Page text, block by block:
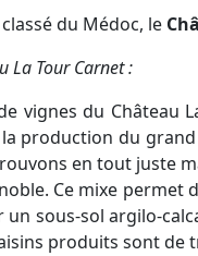
du Médoc, le
La Tour Carnet :
vignes du Château
production du
en tout juste
Ce mixe
sous-sol argilo-
produits sont de